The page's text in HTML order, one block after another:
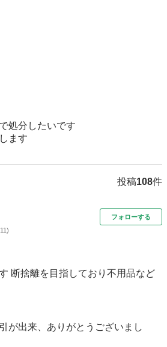
処分したいです
ます
投稿108件
11)
フォローする
断捨離を目指しており不用品など
が出来、ありがとうございまし